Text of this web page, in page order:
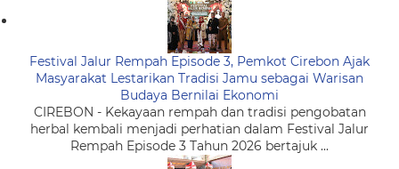
Festival Jalur Rempah Episode 3, Pemkot Cirebon Ajak
Masyarakat Lestarikan Tradisi Jamu sebagai Warisan
Budaya Bernilai Ekonomi
CIREBON - Kekayaan rempah dan tradisi pengobatan
herbal kembali menjadi perhatian dalam Festival Jalur
Rempah Episode 3 Tahun 2026 bertajuk ...